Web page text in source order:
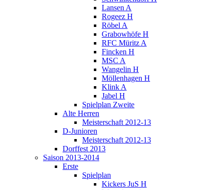
Lansen A
Rogeez H
Röbel A
Grabowhöfe H
RFC Müritz A
Fincken H
MSC A
Wangelin H
Möllenhagen H
Klink A
Jabel H
Spielplan Zweite
Alte Herren
Meisterschaft 2012-13
D-Junioren
Meisterschaft 2012-13
Dorffest 2013
Saison 2013-2014
Erste
Spielplan
Kickers JuS H